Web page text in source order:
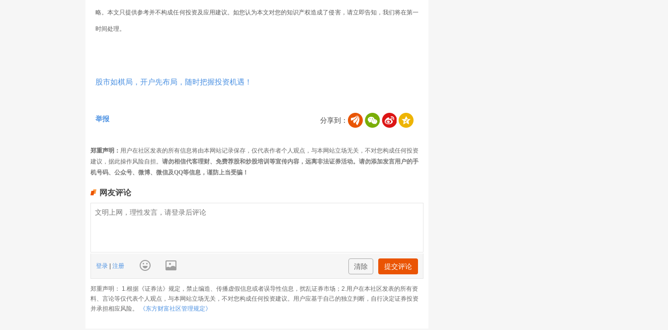
略。本文只提供参考并不构成任何投资及应用建议。如您认为本文对您的知识产权造成了侵害，请立即告知，我们将在第一
时间处理。
股市如棋局，开户先布局，随时把握投资机遇！
分享到：
举报
郑重声明： 用户在社区发表的所有信息将由本网站记录保存，仅代表作者个人观点，与本网站立场无关，不对您构成任何投资
建议，据此操作风险自担。 请勿相信代客理财、免费荐股和炒股培训等宣传内容，远离非法证券活动。请勿添加发言用户的手
机号码、公众号、微博、微信及QQ等信息，谨防上当受骗！
网友评论
登录 注册 清除 提交评论
郑重声明： 1.根据《证券法》规定，禁止编造、传播虚假信息或者误导性信息，扰乱证券市场；2.用户在本社区发表的所有资
料、言论等仅代表个人观点，与本网站立场无关，不对您构成任何投资建议。用户应基于自己的独立判断，自行决定证券投资
并承担相应风险。
《东方财富社区管理规定》